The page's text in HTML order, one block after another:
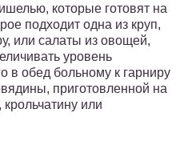
которые готовят на
подходит одна из круп,
или салаты из овощей,
уровень
в обед больному к гарниру
приготовленной на
крольчатину или